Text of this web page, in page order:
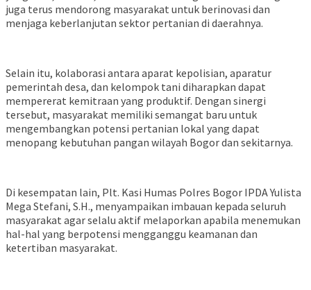
juga terus mendorong masyarakat untuk berinovasi dan
menjaga keberlanjutan sektor pertanian di daerahnya.
Selain itu, kolaborasi antara aparat kepolisian, aparatur
pemerintah desa, dan kelompok tani diharapkan dapat
mempererat kemitraan yang produktif. Dengan sinergi
tersebut, masyarakat memiliki semangat baru untuk
mengembangkan potensi pertanian lokal yang dapat
menopang kebutuhan pangan wilayah Bogor dan sekitarnya.
Di kesempatan lain, Plt. Kasi Humas Polres Bogor IPDA Yulista
Mega Stefani, S.H., menyampaikan imbauan kepada seluruh
masyarakat agar selalu aktif melaporkan apabila menemukan
hal-hal yang berpotensi mengganggu keamanan dan
ketertiban masyarakat.